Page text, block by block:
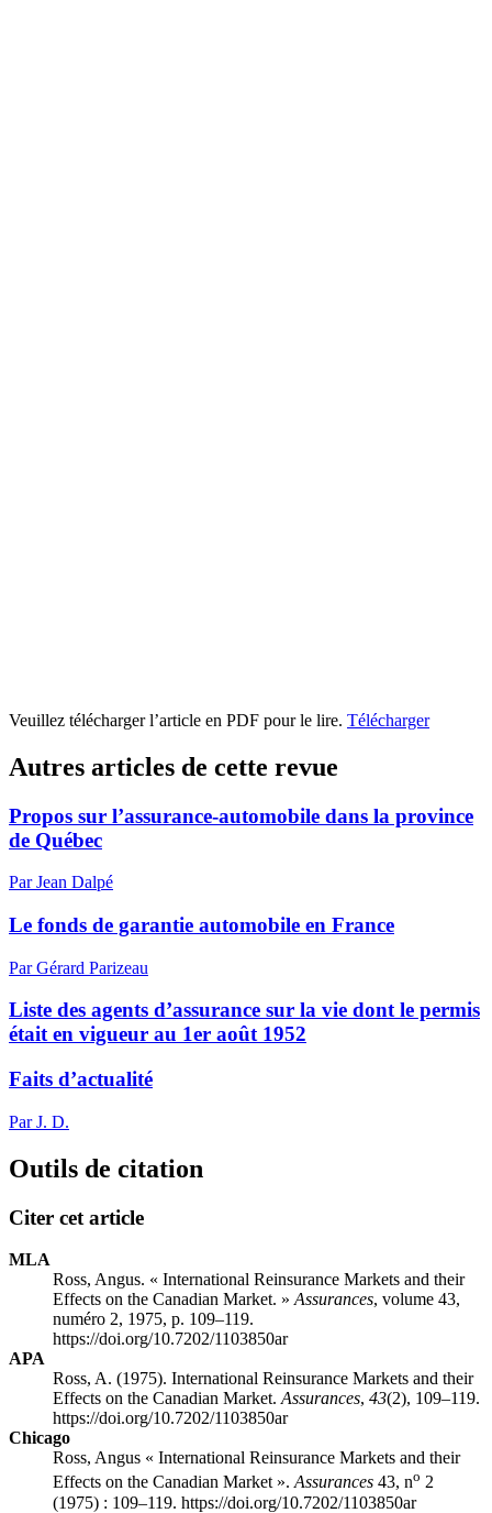
Veuillez télécharger l’article en PDF pour le lire. Télécharger
Autres articles de cette revue
Propos sur l’assurance-automobile dans la province
de Québec
Par Jean Dalpé
Le fonds de garantie automobile en France
Par Gérard Parizeau
Liste des agents d’assurance sur la vie dont le permis
était en vigueur au 1er août 1952
Faits d’actualité
Par J. D.
Outils de citation
Citer cet article
MLA
Ross, Angus. « International Reinsurance Markets and their
Effects on the Canadian Market. » Assurances, volume 43,
numéro 2, 1975, p. 109–119.
https://doi.org/10.7202/1103850ar
APA
Ross, A. (1975). International Reinsurance Markets and their
Effects on the Canadian Market. Assurances, 43(2), 109–119.
https://doi.org/10.7202/1103850ar
Chicago
Ross, Angus « International Reinsurance Markets and their
Effects on the Canadian Market ».Assurances 43, no 2
(1975) : 109–119. https://doi.org/10.7202/1103850ar